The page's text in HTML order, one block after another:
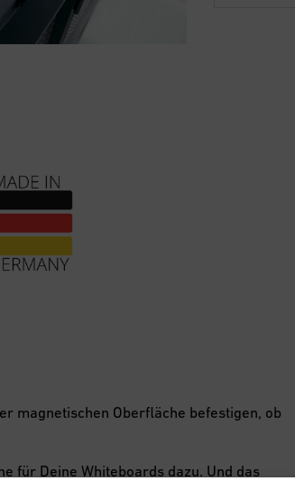
magnetischen Oberfläche befestigen, ob
für Deine Whiteboards dazu. Und das